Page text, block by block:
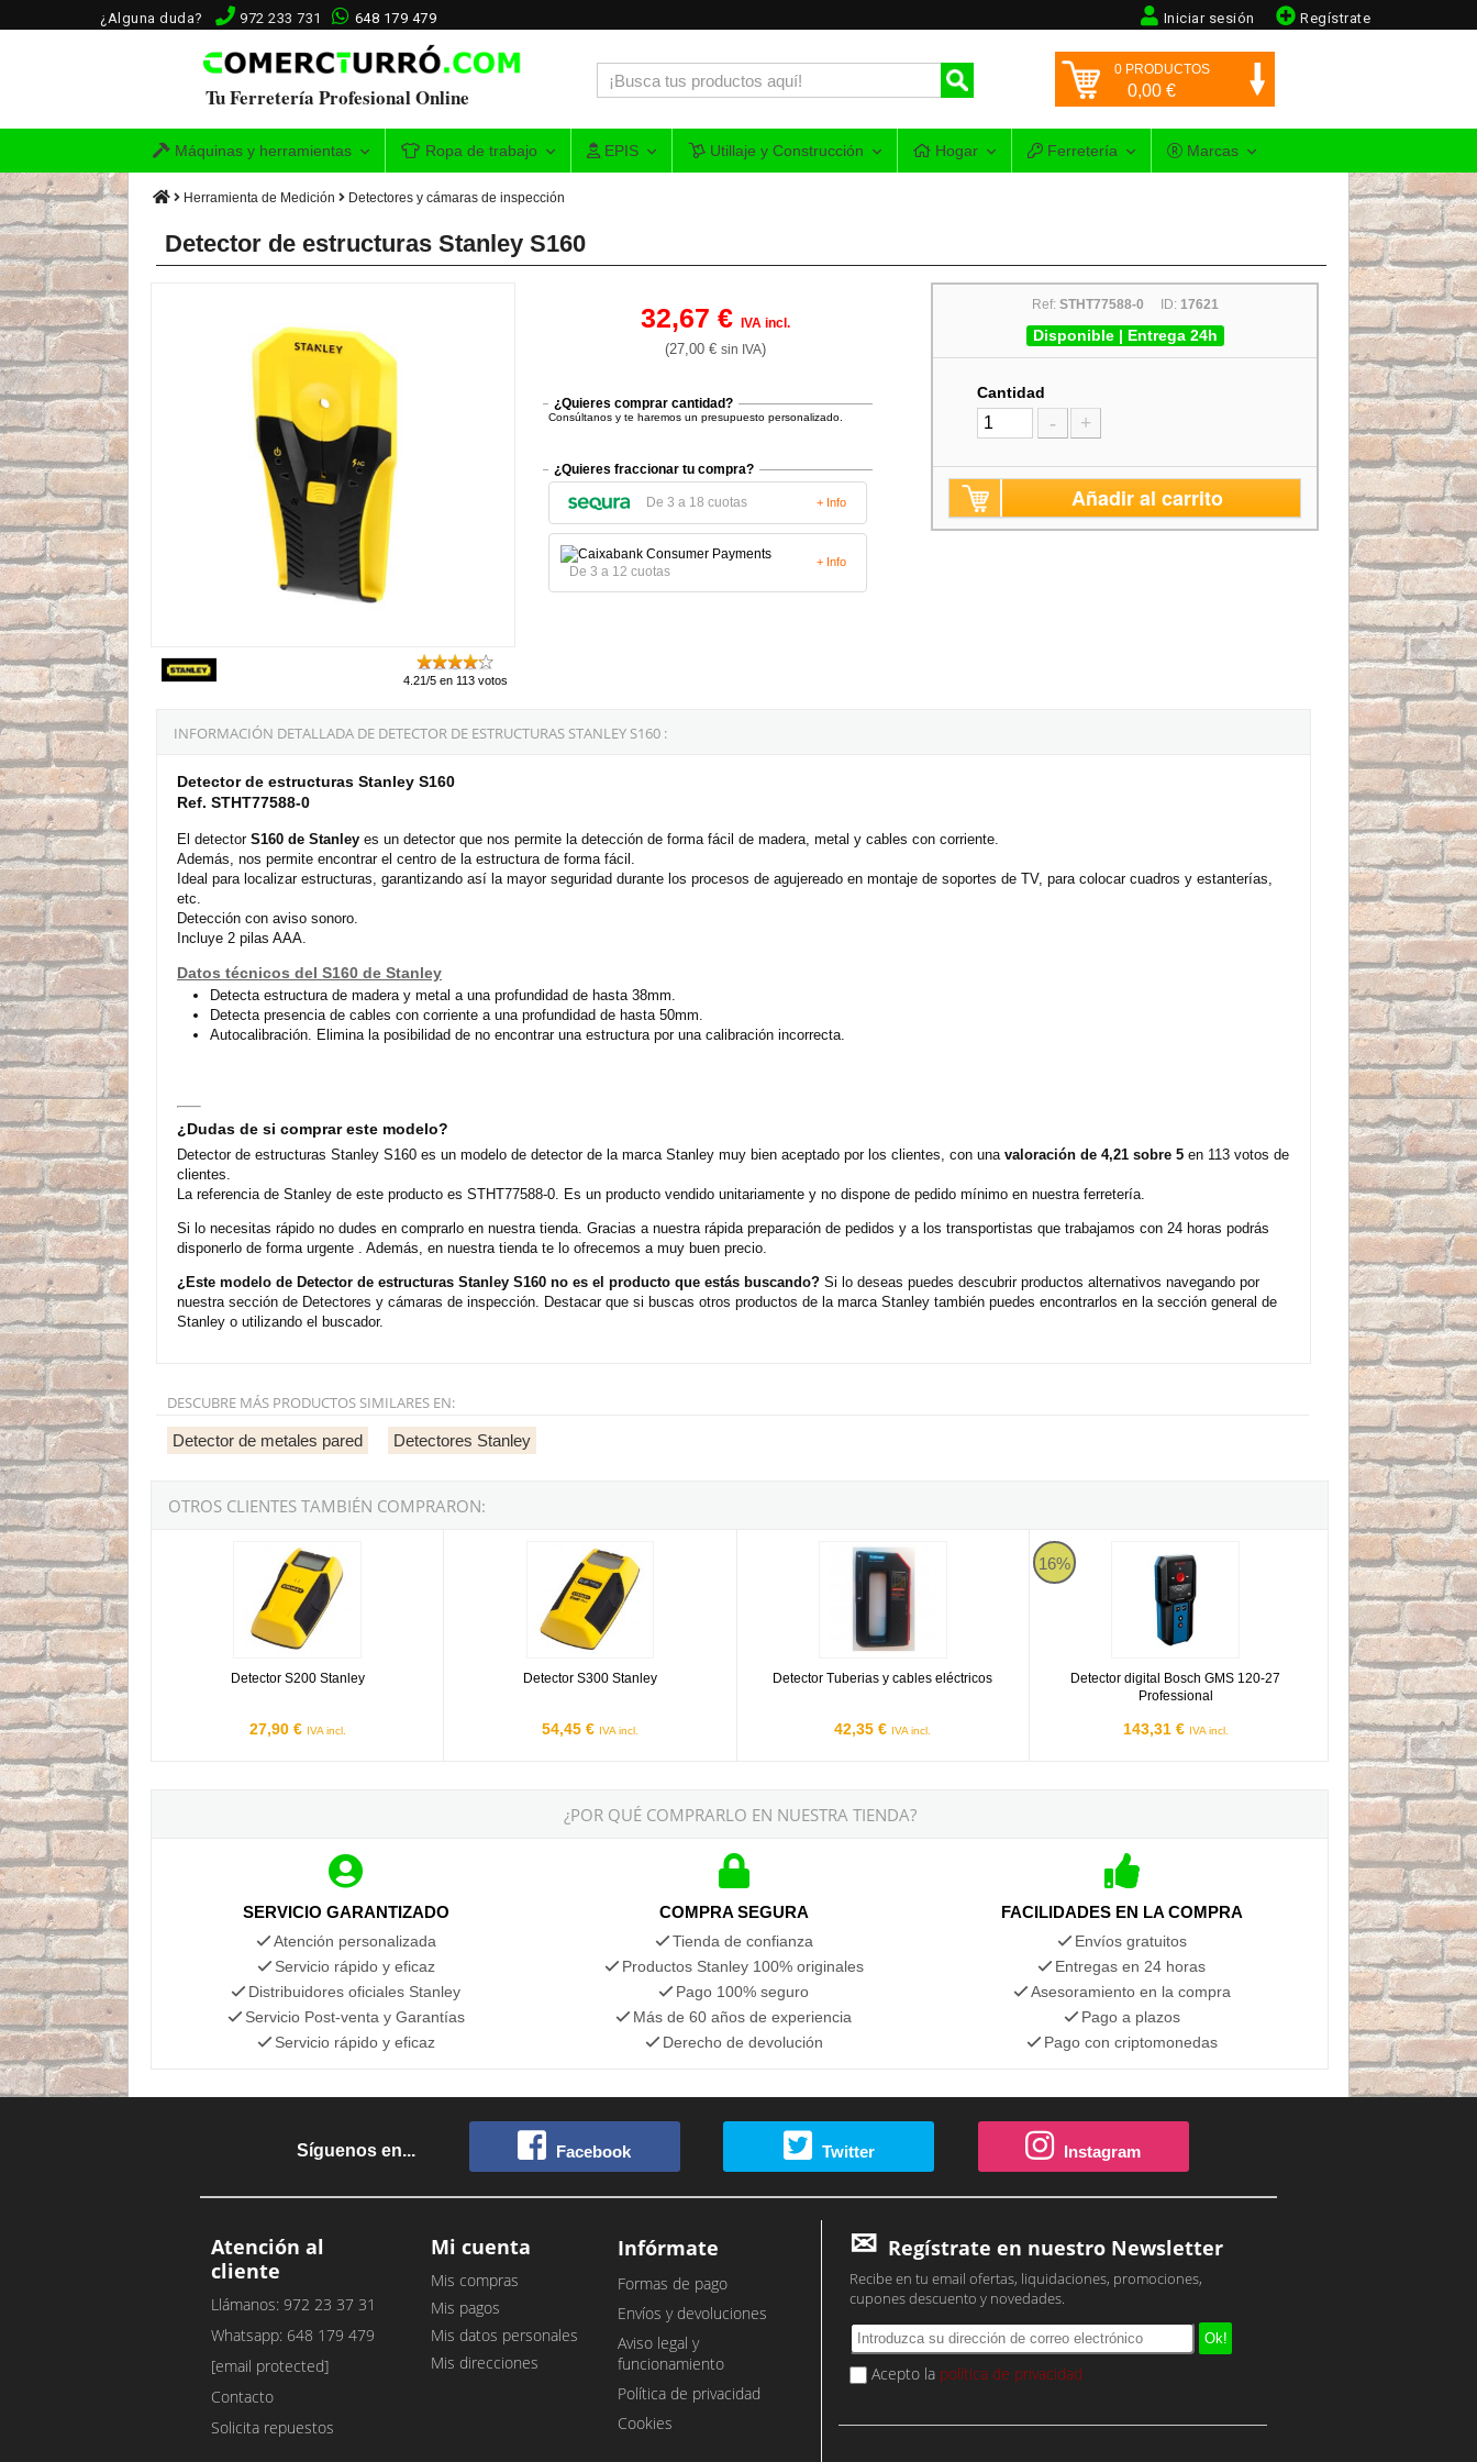
¿Alguna duda? 972 233 731 648 179 479 Regístrate
Iniciar sesión
Tu Ferretería Profesional Online
0 PRODUCTOS
0,00 €
Máquinas y herramientas Ropa de trabajo EPIS Utillaje y Construcción Hogar Ferretería Marcas
Herramienta de Medición Detectores y cámaras de inspección
Detector de estructuras Stanley S160
4.21/5 en 113 votos
32,67 €IVA incl.
(27,00 €sin IVA)
¿Quieres comprar cantidad?
Consúltanos y te haremos un presupuesto personalizado.
¿Quieres fraccionar tu compra?
De 3 a 18 cuotas + Info
De 3 a 12 cuotas
+ Info
Ref: STHT77588-0 ID: 17621
Disponible | Entrega 24h
Cantidad
- +
Añadir al carrito
INFORMACIÓN DETALLADA DE DETECTOR DE ESTRUCTURAS STANLEY S160 :
Detector de estructuras Stanley S160
Ref. STHT77588-0
El detector S160 de Stanley es un detector que nos permite la detección de forma fácil de madera, metal y cables con corriente.
Además, nos permite encontrar el centro de la estructura de forma fácil.
Ideal para localizar estructuras, garantizando así la mayor seguridad durante los procesos de agujereado en montaje de soportes de TV, para colocar cuadros y estanterías,
etc.
Detección con aviso sonoro.
Incluye 2 pilas AAA.
Datos técnicos del S160 de Stanley
Detecta estructura de madera y metal a una profundidad de hasta 38mm.
Detecta presencia de cables con corriente a una profundidad de hasta 50mm.
Autocalibración. Elimina la posibilidad de no encontrar una estructura por una calibración incorrecta.
¿Dudas de si comprar este modelo?
Detector de estructuras Stanley S160 es un modelo de detector de la marca Stanley muy bien aceptado por los clientes, con una valoración de 4,21 sobre 5 en 113 votos de
clientes.
La referencia de Stanley de este producto es STHT77588-0. Es un producto vendido unitariamente y no dispone de pedido mínimo en nuestra ferretería.
Si lo necesitas rápido no dudes en comprarlo en nuestra tienda. Gracias a nuestra rápida preparación de pedidos y a los transportistas que trabajamos con 24 horas podrás
disponerlo de forma urgente . Además, en nuestra tienda te lo ofrecemos a muy buen precio.
¿Este modelo de Detector de estructuras Stanley S160 no es el producto que estás buscando? Si lo deseas puedes descubrir productos alternativos navegando por
nuestra sección de Detectores y cámaras de inspección. Destacar que si buscas otros productos de la marca Stanley también puedes encontrarlos en la sección general de
Stanley o utilizando el buscador.
DESCUBRE MÁS PRODUCTOS SIMILARES EN:
Detector de metales pared Detectores Stanley
OTROS CLIENTES TAMBIÉN COMPRARON:
Detector S200 Stanley
27,90 € IVA incl.
Detector S300 Stanley
54,45 € IVA incl.
Detector Tuberias y cables eléctricos
42,35 € IVA incl.
16%
Detector digital Bosch GMS 120-27
Professional
143,31 € IVA incl.
Detector digital Bosch GMS 120-27 Professional
¿POR QUÉ COMPRARLO EN NUESTRA TIENDA?
SERVICIO GARANTIZADO
Atención personalizada
Servicio rápido y eficaz
Distribuidores oficiales Stanley
Servicio Post-venta y Garantías
Servicio rápido y eficaz
COMPRA SEGURA
Tienda de confianza
Productos Stanley 100% originales
Pago 100% seguro
Más de 60 años de experiencia
Derecho de devolución
FACILIDADES EN LA COMPRA
Envíos gratuitos
Entregas en 24 horas
Asesoramiento en la compra
Pago a plazos
Pago con criptomonedas
Síguenos en... Facebook Twitter Instagram
Atención al
cliente
Llámanos: 972 23 37 31
Whatsapp: 648 179 479
[email protected]
Contacto
Solicita repuestos
Mi cuenta
Mis compras
Mis pagos
Mis datos personales
Mis direcciones
Infórmate
Formas de pago
Envíos y devoluciones
Aviso legal y
funcionamiento
Política de privacidad
Cookies
Regístrate en nuestro Newsletter
Recibe en tu email ofertas, liquidaciones, promociones,
cupones descuento y novedades.
Acepto la política de privacidad